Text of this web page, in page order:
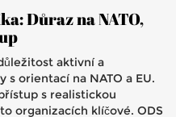
Důraz na NATO,
aktivní a
orientací na NATO a EU.
s realistickou
organizacích klíčové. ODS